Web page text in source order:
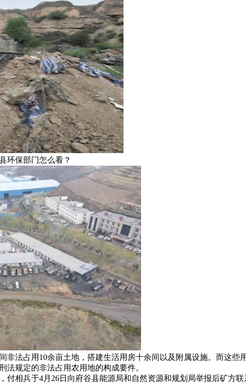
环保部门怎么看？
法占用10余亩土地，搭建生活用房十余间以及附属设施。而这
法规定的非法占用农用地的构成要件。
相兵于4月26日向府谷县能源局和自然资源和规划局举报后矿方